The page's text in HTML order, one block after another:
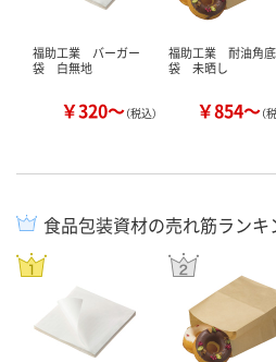
福助工業 バーガー
袋 白無地
￥320～（税込）
福助工業 耐油角底
袋 未晒し
￥854～（
食品包装資材の売れ筋ランキ